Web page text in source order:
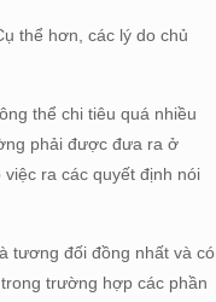
thể hơn, các lý do chủ
thể chi tiêu quá nhiều
phải được đưa ra ở
ra các quyết định nói
tương đối đồng nhất và có
trường hợp các phần